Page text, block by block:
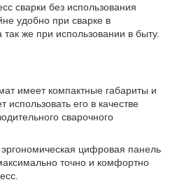
сварки без использования
удобно при сварке в
же при использовании в быту.
имеет компактные габариты и
использовать его в качестве
сварочного
цифровая панель
точно и комфортно